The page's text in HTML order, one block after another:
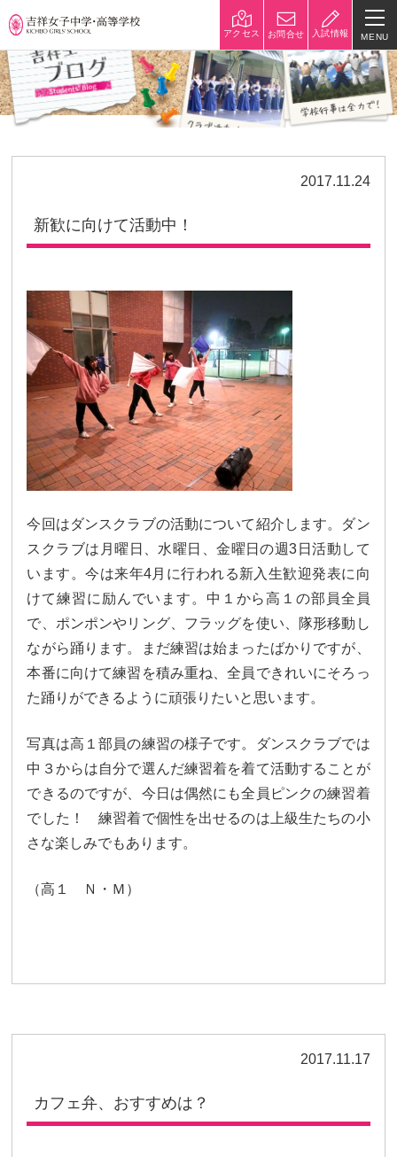
アクセス お問合せ 入試情報 MENU
学校紹介
校長挨拶 沿革
建学の精神と校是 施設・設備
制服紹介
祥美会（保護者の会）・淑美
会（卒業生の会）
サポーターズサイト（寄付金
のお願い）
吉祥での学び
カリキュラム 授業、各教科の取り組み
補習・教養講座・公開講座・
高大連携・講習・勉強合宿
ライフスキルプログラム
図書館教育 ICT機器の活用
学校生活
吉祥の一日
委員会活動・部活動 学校生活Q&A
進路・進学
大学合格実績 進路プログラム
卒業生のメッセージ
国際交流
デジタルパンフレット
募集要項
2017.11.24
新歓に向けて活動中！
今回はダンスクラブの活動について紹介します。ダン
スクラブは月曜日、水曜日、金曜日の週3日活動して
います。今は来年4月に行われる新入生歓迎発表に向
けて練習に励んでいます。中１から高１の部員全員
で、ポンポンやリング、フラッグを使い、隊形移動し
ながら踊ります。まだ練習は始まったばかりですが、
本番に向けて練習を積み重ね、全員できれいにそろっ
た踊りができるように頑張りたいと思います。
写真は高１部員の練習の様子です。ダンスクラブでは
中３からは自分で選んだ練習着を着て活動することが
できるのですが、今日は偶然にも全員ピンクの練習着
でした！ 練習着で個性を出せるのは上級生たちの小
さな楽しみでもあります。
（高１ Ｎ・Ｍ）
2017.11.17
カフェ弁、おすすめは？